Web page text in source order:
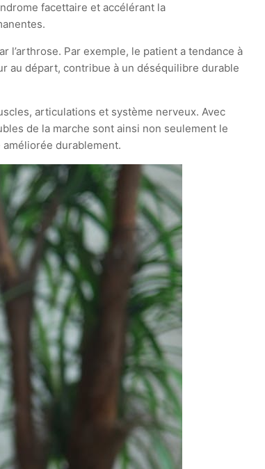
facettaire et accélérant la
l’arthrose. Par exemple, le patient a tendance à
au départ, contribue à un déséquilibre durable
articulations et système nerveux. Avec
de la marche sont ainsi non seulement le
durablement.